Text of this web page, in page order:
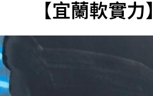
【宜蘭軟實